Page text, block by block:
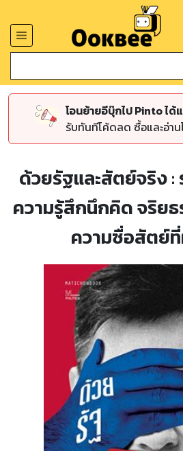
โอนย้ายอีบุ๊กไป Pinto ได้
รับทันทีโค้ดลด ซื้อและอ่า
ด้วยรัฐและสัตย์จริง
ความรู้สึกนึกคิด จริยธ
ความซื่อสัตย์